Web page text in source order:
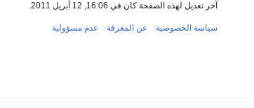
آخر تعديل لهذه الصفحة كان في 16:06, 12 أبريل 2011.
سياسة الخصوصية عن المعرفة عدم مسؤولية